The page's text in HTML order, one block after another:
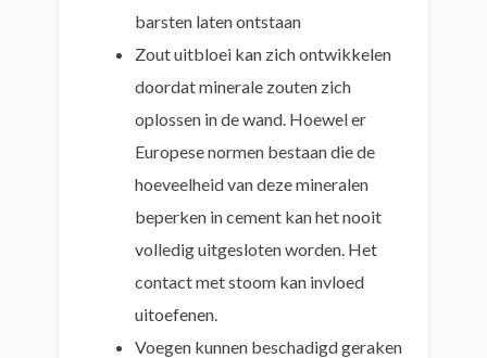
barsten laten ontstaan
Zout uitbloei kan zich ontwikkelen
doordat minerale zouten zich
oplossen in de wand. Hoewel er
Europese normen bestaan die de
hoeveelheid van deze mineralen
beperken in cement kan het nooit
volledig uitgesloten worden. Het
contact met stoom kan invloed
uitoefenen.
Voegen kunnen beschadigd geraken